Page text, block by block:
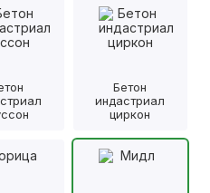
Бетон
индастриал
циркон